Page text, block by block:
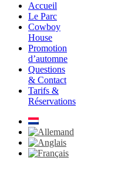
Accueil
Le Parc
Cowboy
House
Promotion
d’automne
Questions
& Contact
Tarifs &
Réservations